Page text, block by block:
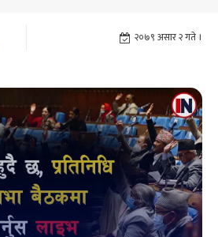
२०७९ असार २ गते ।